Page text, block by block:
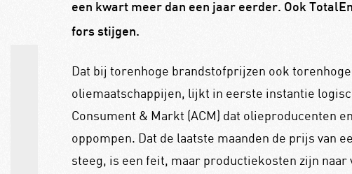
een kwart meer dan een jaar eerder. Ook
fors stijgen.
Dat bij torenhoge brandstofprijzen ook
oliemaatschappijen, lijkt in eerste instantie
Consument & Markt (ACM) dat olieproducenten
oppompen. Dat de laatste maanden de prijs van
steeg, is een feit, maar productiekosten zijn naar